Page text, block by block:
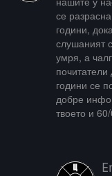
се
години,
слушаният
умря, а
години се
добре
твоето и